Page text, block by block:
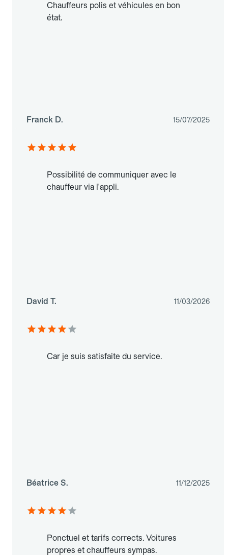
Chauffeurs polis et véhicules en bon
état.
Franck D. 15/07/2025
Possibilité de communiquer avec le
chauffeur via l'appli.
David T. 11/03/2026
Car je suis satisfaite du service.
Béatrice S. 11/12/2025
Ponctuel et tarifs corrects. Voitures
propres et chauffeurs sympas.